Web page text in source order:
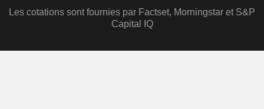
Les cotations sont fournies par Factset, Morningstar et S&P
Capital IQ